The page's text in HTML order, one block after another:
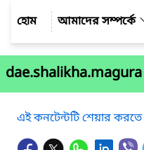
আমাদের সম্পর্কে
dae.shalikha.magura
এই কনটেন্টটি শেয়ার